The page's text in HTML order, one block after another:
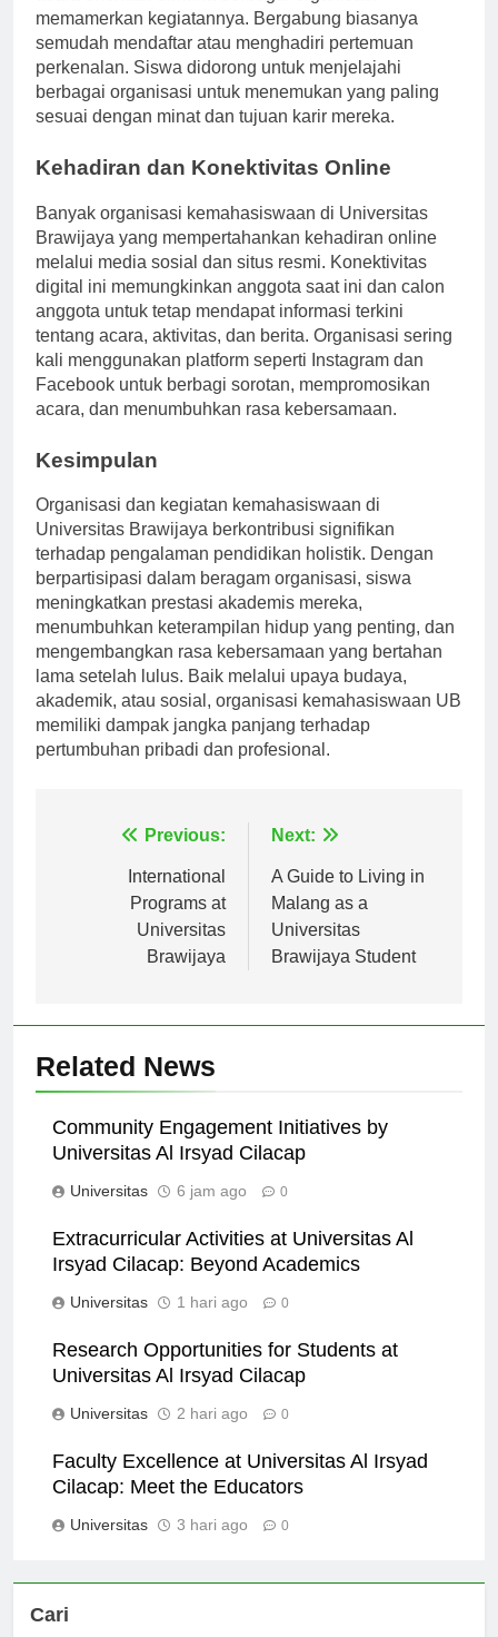
acara orientasi dimana berbagai organisasi
memamerkan kegiatannya. Bergabung biasanya
semudah mendaftar atau menghadiri pertemuan
perkenalan. Siswa didorong untuk menjelajahi
berbagai organisasi untuk menemukan yang paling
Banyak organisasi kemahasiswaan di Universitas
Brawijaya yang mempertahankan kehadiran online
melalui media sosial dan situs resmi. Konektivitas
digital ini memungkinkan anggota saat ini dan calon
anggota untuk tetap mendapat informasi terkini
tentang acara, aktivitas, dan berita. Organisasi sering
kali menggunakan platform seperti Instagram dan
Facebook untuk berbagi sorotan, mempromosikan
Kesimpulan
Organisasi dan kegiatan kemahasiswaan di
Universitas Brawijaya berkontribusi signifikan
terhadap pengalaman pendidikan holistik. Dengan
berpartisipasi dalam beragam organisasi, siswa
meningkatkan prestasi akademis mereka,
menumbuhkan keterampilan hidup yang penting, dan
mengembangkan rasa kebersamaan yang bertahan
lama setelah lulus. Baik melalui upaya budaya,
akademik, atau sosial, organisasi kemahasiswaan UB
memiliki dampak jangka panjang terhadap
International
Programs at
Universitas
A Guide to Living in
Malang as a
Universitas
Related News
Community Engagement Initiatives by
Extracurricular Activities at Universitas Al
Research Opportunities for Students at
Faculty Excellence at Universitas Al Irsyad